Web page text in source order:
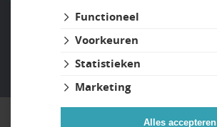
Website ontwikkeld door Lined
Functioneel
Voorkeuren
Statistieken
Marketing
Alles accepteren